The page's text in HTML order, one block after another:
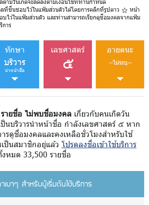
ที่ชื่นชอบไว้ในแฟ้มส่วนตัวได้โดยการคลิกที่รูปดาว
หน้า
ว้ในแฟ้มส่วนตัว และท่านสามารถเรียกดูชื่อมงคลจากแฟ้ม
การ
ทักษา
บริวาร
นำหน้าชื่อ
เลขศาสตร์
๕
อายตนะ
--ไม่ระบุ--
ายชื่อ ไม่พบชื่อมงคล เกี่ยวกับคนเกิดวัน
บริวารนำหน้าชื่อ กำลังเลขศาสตร์ ๕ หาก
รดูชื่อมงคลและคงเหลือชั่วโมงสำหรับใช้
ป็นสมาชิกอยู่แล้ว โปรดลงชื่อเข้าใช้บริการ
หมด 33,500 รายชื่อ
เบาๆ สำหรับผู้เริ่มต้นใช้บริการ